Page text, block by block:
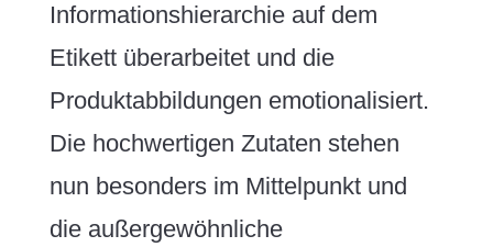
Informationshierarchie auf dem
Etikett überarbeitet und die
Produktabbildungen emotionalisiert.
Die hochwertigen Zutaten stehen
nun besonders im Mittelpunkt und
die außergewöhnliche